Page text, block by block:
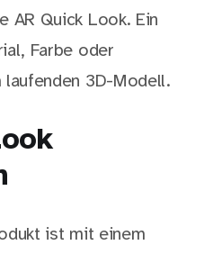
AR Quick Look. Ein
Farbe oder
3D-Modell.
ist mit einem